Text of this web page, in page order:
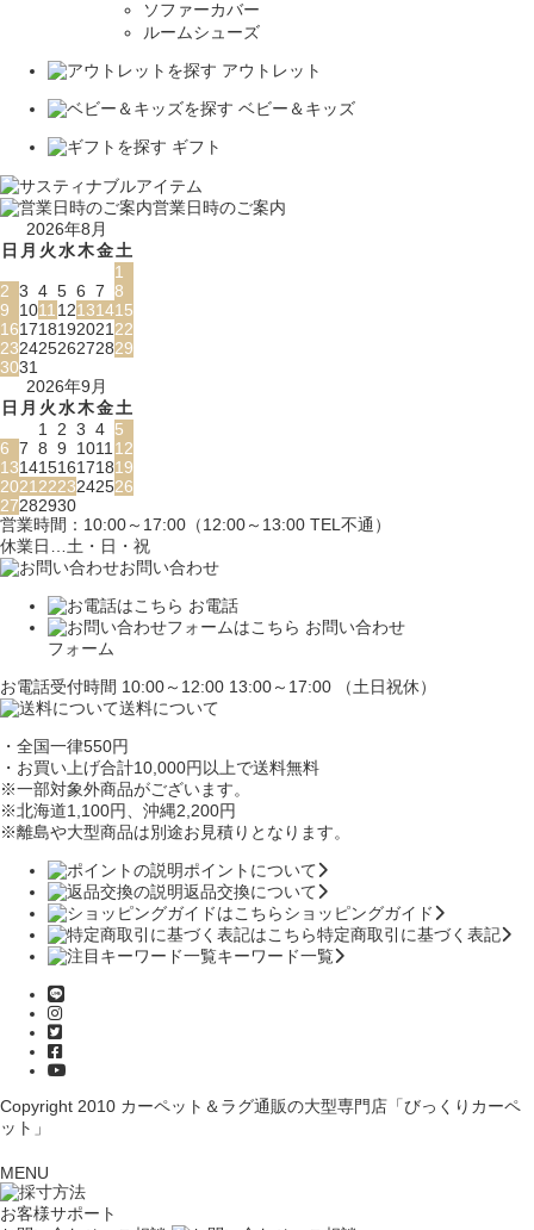
ソファーカバー
ルームシューズ
アウトレット
ベビー＆キッズ
ギフト
営業日時のご案内
2026年8月
日 月 火水木金土
1
2 3 4 5 6 7 8
9
101112131415
16171819202122
23242526272829
3031
2026年9月
日 月 火水木金土
1 2 3 4 5
6 7 8 9 101112
13141516171819
20212223242526
27282930
営業時間：10:00～17:00（12:00～13:00 TEL不通）
休業日…土・日・祝
お問い合わせ
お電話
お問い合わせ
フォーム
お電話受付時間 10:00～12:00 13:00～17:00 （土日祝休）
送料について
・全国一律550円
・お買い上げ合計10,000円 以上で送料無料
※一部対象外商品がございます。
※北海道1,100円、沖縄2,200円
※離島や大型商品は別途お見積りとなります。
ポイントについて
返品交換について
ショッピングガイド
特定商取引に基づく表記
キーワード一覧
Copyright 2010 カーペット＆ラグ通販の大型専門店「びっくりカーペ
ット」
MENU
お客様サポート